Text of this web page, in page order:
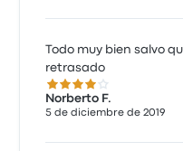
Todo muy bien salvo
retrasado
4.0 de 5 estrellas
Norberto F.
5 de diciembre de 2019